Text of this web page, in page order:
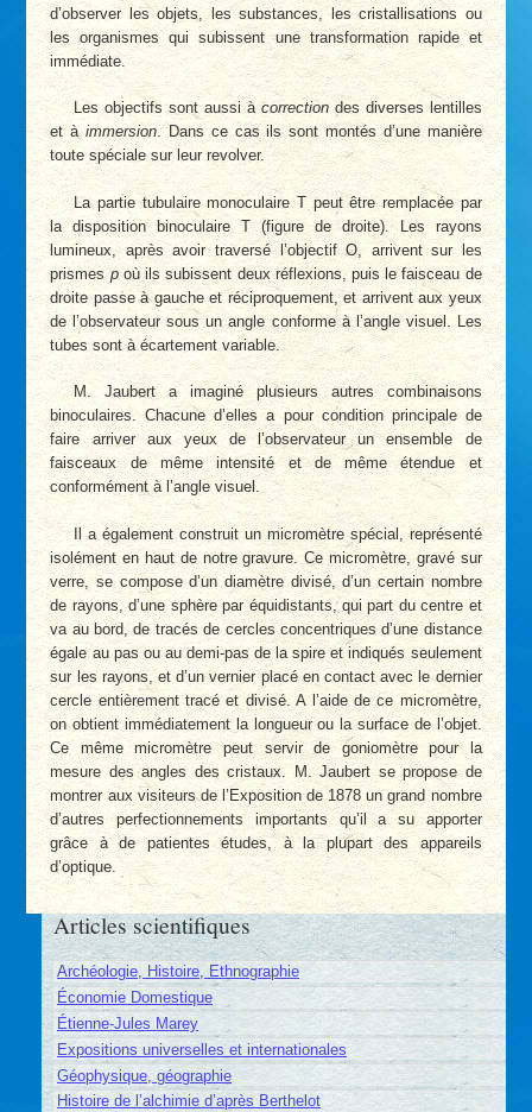
d’observer les objets, les substances, les cristallisations ou
les organismes qui subissent une transformation rapide et
immédiate.
Les objectifs sont aussi à correctiondes diverses lentilles
et àimmersion. Dans ce cas ils sont montés d’une manière
toute spéciale sur leur revolver.
La partie tubulaire monoculaire T peut être remplacée par
la disposition binoculaire T (figure de droite). Les rayons
lumineux, après avoir traversé l’objectif O, arrivent sur les
prismespoù ils subissent deux réflexions, puis le faisceau de
droite passe à gauche et réciproquement, et arrivent aux yeux
de l’observateur sous un angle conforme à l’angle visuel. Les
tubes sont à écartement variable.
M. Jaubert a imaginé plusieurs autres combinaisons
binoculaires. Chacune d’elles a pour condition principale de
faire arriver aux yeux de l’observateur un ensemble de
faisceaux de même intensité et de même étendue et
conformément à l’angle visuel.
Il a également construit un micromètre spécial, représenté
isolément en haut de notre gravure. Ce micromètre, gravé sur
verre, se compose d’un diamètre divisé, d’un certain nombre
de rayons, d’une sphère par équidistants, qui part du centre et
va au bord, de tracés de cercles concentriques d’une distance
égale au pas ou au demi-pas de la spire et indiqués seulement
sur les rayons, et d’un vernier placé en contact avec le dernier
cercle entièrement tracé et divisé. A l’aide de ce micromètre,
on obtient immédiatement la longueur ou la surface de l’objet.
Ce même micromètre peut servir de goniomètre pour la
mesure des angles des cristaux. M. Jaubert se propose de
montrer aux visiteurs de l’Exposition de 1878 un grand nombre
d’autres perfectionnements importants qu’il a su apporter
grâce à de patientes études, à la plupart des appareils
d’optique.
Articles scientifiques
Archéologie, Histoire, Ethnographie
Économie Domestique
Étienne-Jules Marey
Expositions universelles et internationales
Géophysique, géographie
Histoire de l’alchimie d’après Berthelot